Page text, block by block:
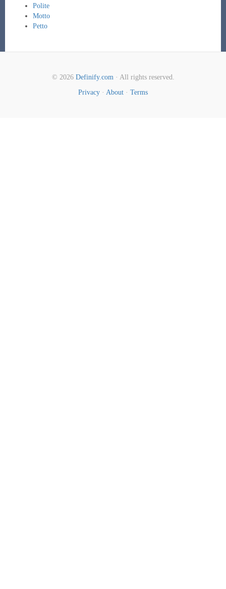
Polite
Motto
Petto
© 2026 Definify.com· All rights reserved.
Privacy · About · Terms